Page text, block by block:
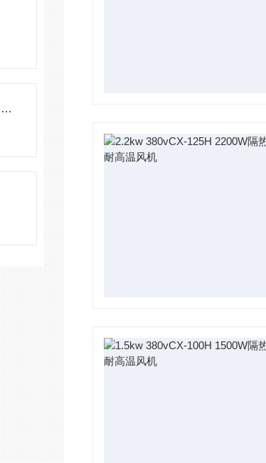
对于工业除尘用吸尘风机的选购要了解好哪些呢？